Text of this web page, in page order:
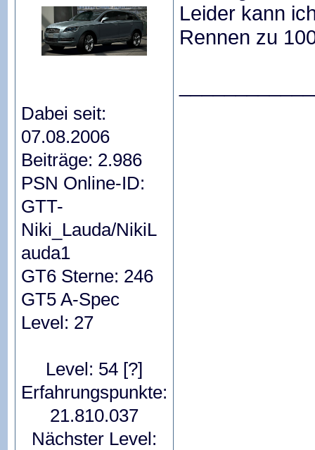
Dabei seit:
07.08.2006
Beiträge: 2.986
PSN Online-ID:
GTT-
Niki_Lauda/NikiL
auda1
GT6 Sterne: 246
GT5 A-Spec
Level: 27
Level: 54 [?]
Erfahrungspunkte:
21.810.037
Nächster Level:
Leider kann
Rennen zu